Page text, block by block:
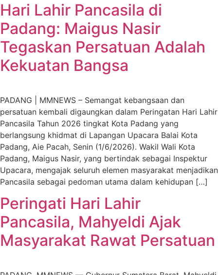
Hari Lahir Pancasila di
Padang: Maigus Nasir
Tegaskan Persatuan Adalah
Kekuatan Bangsa
PADANG | MMNEWS – Semangat kebangsaan dan
persatuan kembali digaungkan dalam Peringatan Hari Lahir
Pancasila Tahun 2026 tingkat Kota Padang yang
berlangsung khidmat di Lapangan Upacara Balai Kota
Padang, Aie Pacah, Senin (1/6/2026). Wakil Wali Kota
Padang, Maigus Nasir, yang bertindak sebagai Inspektur
Upacara, mengajak seluruh elemen masyarakat menjadikan
Pancasila sebagai pedoman utama dalam kehidupan […]
Peringati Hari Lahir
Pancasila, Mahyeldi Ajak
Masyarakat Rawat Persatuan